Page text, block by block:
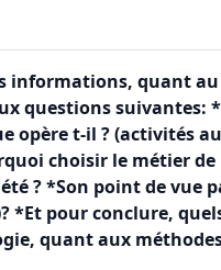
informations, quant
questions suivantes:
opère t-il ? (activités
choisir le métier de
? *Son point de vue
*Et pour conclure,
quant aux